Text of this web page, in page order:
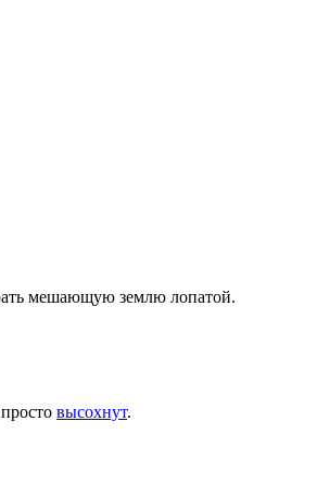
мешающую землю лопатой.
высохнут.